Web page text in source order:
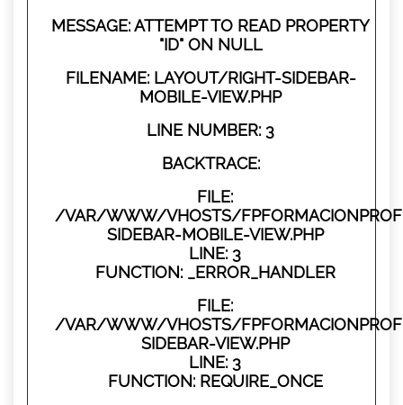
MESSAGE: ATTEMPT TO READ PROPERTY
"ID" ON NULL
FILENAME: LAYOUT/RIGHT-SIDEBAR-
MOBILE-VIEW.PHP
LINE NUMBER: 3
BACKTRACE:
FILE:
/VAR/WWW/VHOSTS/
SIDEBAR-MOBILE-VIEW.PHP
LINE: 3
FUNCTION: _ERROR_HANDLER
FILE:
/VAR/WWW/VHOSTS/
SIDEBAR-VIEW.PHP
LINE: 3
FUNCTION: REQUIRE_ONCE